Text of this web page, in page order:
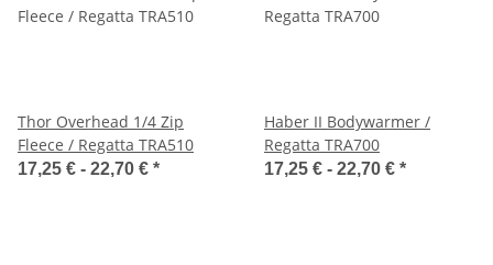
Thor Overhead 1/4 Zip
Fleece / Regatta TRA510
17,25 € - 22,70 € *
Haber II Bodywarmer /
Regatta TRA700
17,25 € - 22,70 € *